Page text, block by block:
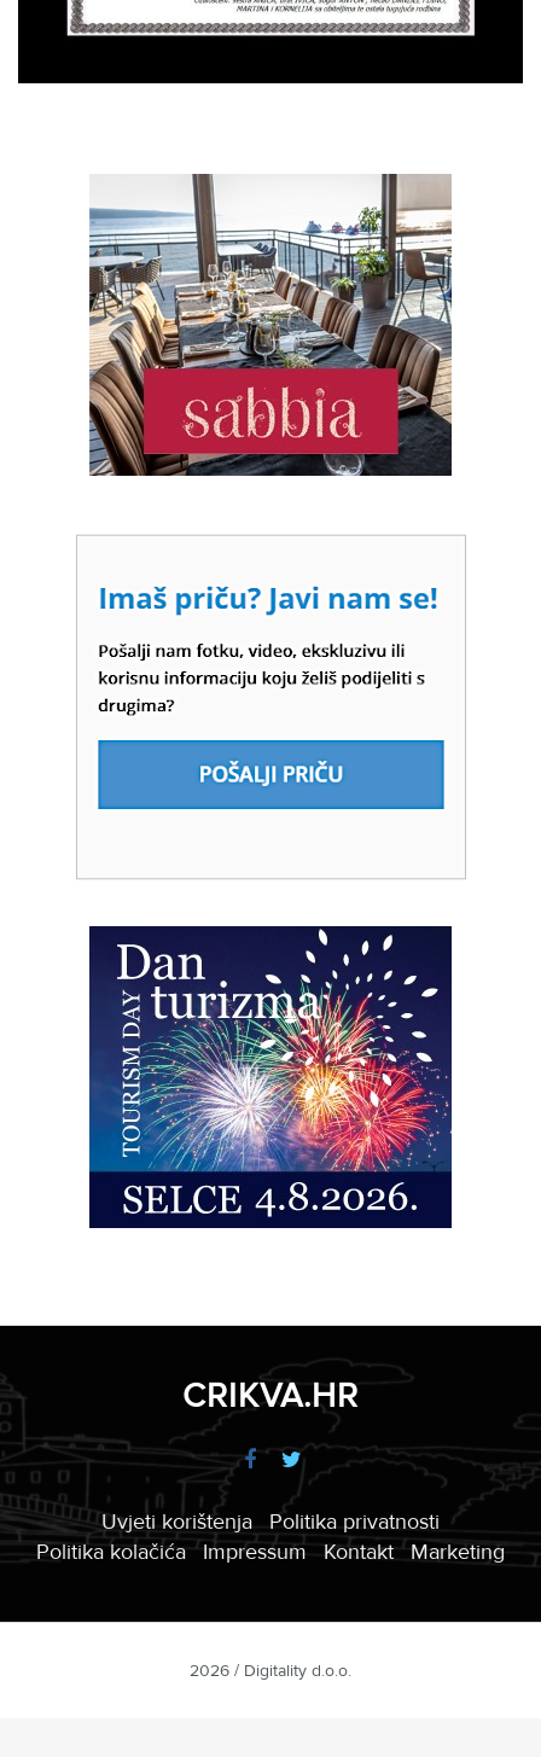
CRIKVA.HR
Uvjeti korištenja
Politika privatnosti
Politika kolačića
Impressum Kontakt Marketing
2026 / Digitality d.o.o.